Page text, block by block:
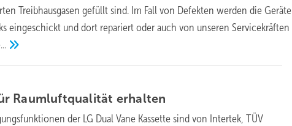
Treibhausgasen gefüllt sind. Im Fall von Defekten werden die Geräte
eingeschickt und dort repariert oder auch von unseren Servicekräften
Raumluftqualität erhalten
der LG Dual Vane Kassette sind von Intertek, TÜV